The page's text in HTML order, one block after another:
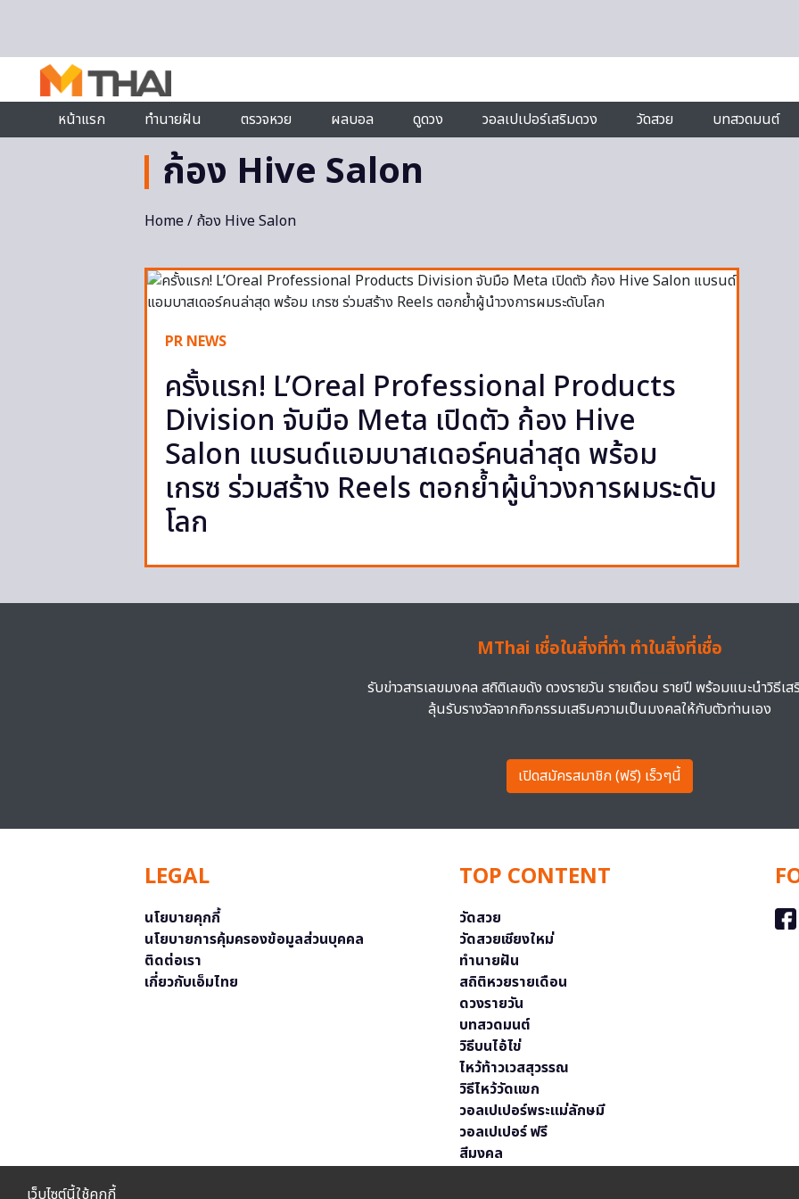
หน้าแรก
ทำนายฝัน ตรวจหวย ผลบอล ดูดวง วอลเปเปอร์เสริมดวง วัดสวย บทสวดมนต์
ก้อง Hive Salon
Home/ ก้อง Hive Salon
PR NEWS
ครั้งแรก! L’Oreal Professional Products
Division จับมือ Meta เปิดตัว ก้อง Hive
Salon แบรนด์แอมบาสเดอร์คนล่าสุด พร้อม
เกรซ ร่วมสร้าง Reels ตอกย้ำผู้นำวงการผมระดับ
โลก
MThai เชื่อในสิ่งที่ทำ ทำในสิ่งที่เชื่อ
รับข่าวสารเลขมงคล สถิติเลขดัง ดวงรายวัน รายเดือน รายปี พร้อมแนะนำวิธีเส
ลุ้นรับรางวัลจากกิจกรรมเสริมความเป็นมงคลให้กับตัวท่านเอง
เปิดสมัครสมาชิก (ฟรี) เร็วๆนี้
LEGAL
นโยบายคุกกี้
นโยบายการคุ้มครองข้อมูลส่วนบุคคล
ติดต่อเรา
เกี่ยวกับเอ็มไทย
TOP CONTENT
วัดสวย
วัดสวยเชียงใหม่
ทำนายฝัน
สถิติหวยรายเดือน
ดวงรายวัน
บทสวดมนต์
วิธีบนไอ้ไข่
ไหว้ท้าวเวสสุวรรณ
วิธีไหว้วัดแขก
วอลเปเปอร์พระแม่ลักษมี
วอลเปเปอร์ ฟรี
สีมงคล
เว็บไซต์นี้ใช้คุกกี้